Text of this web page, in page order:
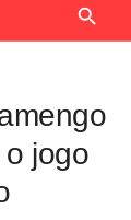
jogo